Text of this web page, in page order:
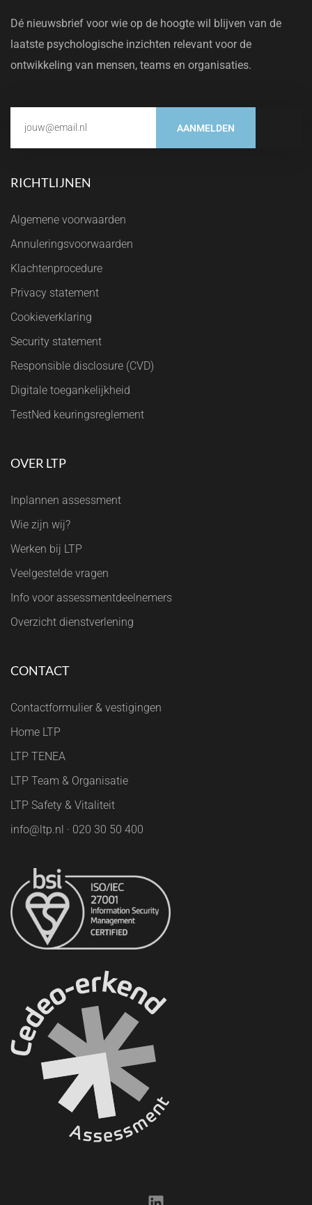
Dé nieuwsbrief voor wie op de hoogte wil blijven van de
laatste psychologische inzichten relevant voor de
ontwikkeling van mensen, teams en organisaties.
AANMELDEN
RICHTLIJNEN
Algemene voorwaarden
Annuleringsvoorwaarden
Klachtenprocedure
Privacy statement
Cookieverklaring
Security statement
Responsible disclosure (CVD)
Digitale toegankelijkheid
TestNed keuringsreglement
OVER LTP
Inplannen assessment
Wie zijn wij?
Werken bij LTP
Veelgestelde vragen
Info voor assessmentdeelnemers
Overzicht dienstverlening
CONTACT
Contactformulier & vestigingen
Home LTP
LTP TENEA
LTP Team & Organisatie
LTP Safety & Vitaliteit
info@ltp.nl · 020 30 50 400